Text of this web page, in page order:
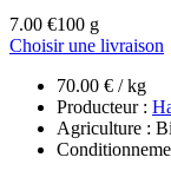
7.00 €100 g
Choisir une livraison
70.00 € / kg
Producteur :
Agriculture :